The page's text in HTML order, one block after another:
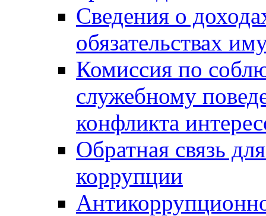
Сведения о
обязательствах
Комиссия по
служебному
конфликта
Обратная связь
коррупции